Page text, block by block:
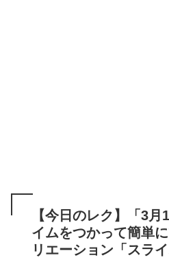
【今日のレク】「3
イムをつかって簡単
リエーション「スライ